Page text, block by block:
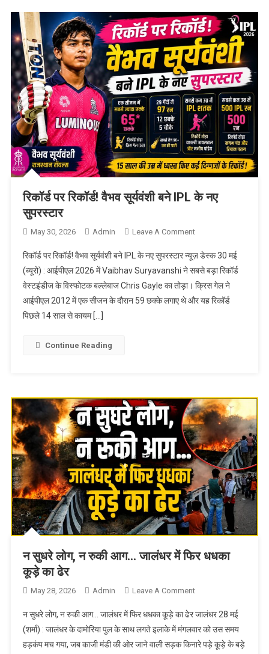
रिकॉर्ड पर रिकॉर्ड! वैभव सूर्यवंशी बने IPL के नए
सुपरस्टार
May 30, 2026 Admin Leave A CommentOn रिकॉर्ड पर रिकॉर्ड!
नए सुपरस्टार
रिकॉर्ड पर रिकॉर्ड! वैभव सूर्यवंशी बने IPL के नए सुपरस्टार न्यूज़ डेस्क 30 मई
(ब्यूरो) : आईपीएल 2026 में Vaibhav Suryavanshi ने सबसे बड़ा रिकॉर्ड
वेस्टइंडीज के विस्फोटक बल्लेबाज Chris Gayle का तोड़ा। क्रिस गेल ने
आईपीएल 2012 में एक सीजन के दौरान 59 छक्के लगाए थे और यह रिकॉर्ड
पिछले 14 साल से कायम […]
Continue Reading
न सुधरे लोग, न रुकी आग… जालंधर में फिर धधका
कूड़े का ढेर
May 28, 2026 Admin Leave A CommentOn न सुधरे लोग, न
फिर धधका कूड़े का ढेर
न सुधरे लोग, न रुकी आग… जालंधर में फिर धधका कूड़े का ढेर जालंधर 28 मई
(शर्मा) : जालंधर के दामोरिया पुल के साथ लगते इलाके में मंगलवार को उस समय
हड़कंप मच गया, जब काजी मंडी की ओर जाने वाली सड़क किनारे पड़े कूड़े के बड़े